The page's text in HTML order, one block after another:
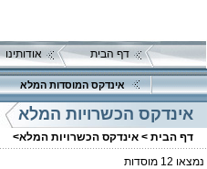
דף הבית אודותינו
אינדקס המוסדות המלא
אינדקס הכשרויות המלא
דף הבית > אינדקס הכשרויות המלא>
נמצאו 12 מוסדות